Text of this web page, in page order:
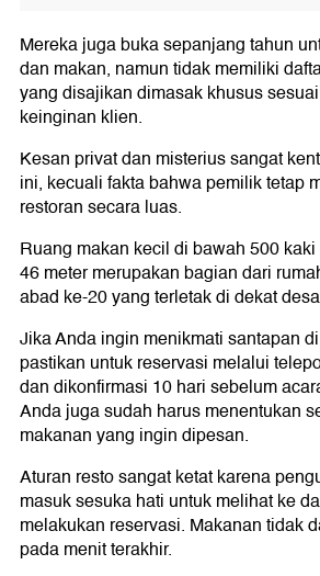
Mereka juga buka sepanjang tahun
dan makan, namun tidak memiliki
yang disajikan dimasak khusus
keinginan klien.
Kesan privat dan misterius sangat
ini, kecuali fakta bahwa pemilik tetap
restoran secara luas.
Ruang makan kecil di bawah 500
46 meter merupakan bagian dari
abad ke-20 yang terletak di dekat
Jika Anda ingin menikmati santapan
pastikan untuk reservasi melalui
dan dikonfirmasi 10 hari sebelum
Anda juga sudah harus menentukan
makanan yang ingin dipesan.
Aturan resto sangat ketat karena
masuk sesuka hati untuk melihat ke
melakukan reservasi. Makanan tidak
pada menit terakhir.